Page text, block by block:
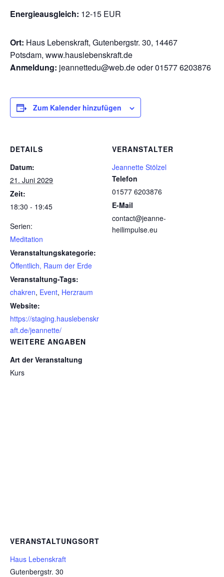
Energieausgleich: 12-15 EUR
Ort: Haus Lebenskraft, Gutenbergstr. 30, 14467
Potsdam, www.hauslebenskraft.de
Anmeldung: jeannettedu@web.de oder 01577 6203876
Zum Kalender hinzufügen
DETAILS
Datum:
21. Juni 2029
Zeit:
18:30 - 19:45
Serien:
Meditation
Veranstaltungskategorie:
Öffentlich, Raum der Erde
Veranstaltung-Tags:
chakren, Event, Herzraum
Website:
https://staging.hauslebenskr
aft.de/jeannette/
VERANSTALTER
Jeannette Stölzel
Telefon
01577 6203876
E-Mail
contact@jeanne-
heilimpulse.eu
WEITERE ANGABEN
Art der Veranstaltung
Kurs
VERANSTALTUNGSORT
Haus Lebenskraft
Gutenbergstr. 30